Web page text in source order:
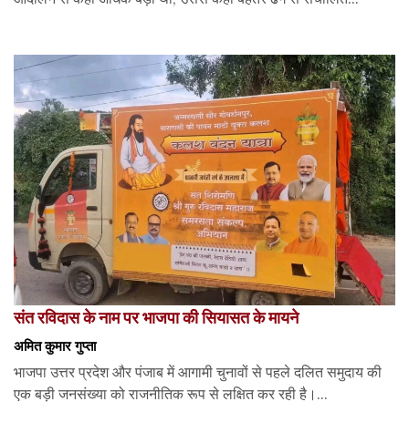
संत रविदास के नाम पर भाजपा की सियासत के मायने
अमित कुमार गुप्ता
भाजपा उत्तर प्रदेश और पंजाब में आगामी चुनावों से पहले दलित समुदाय की
एक बड़ी जनसंख्या को राजनीतिक रूप से लक्षित कर रही है।...